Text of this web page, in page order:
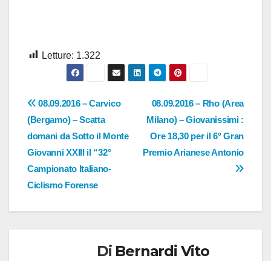
Letture: 1.322
Navigazione
articoli
08.09.2016 – Rho (Area
Milano) – Giovanissimi :
Ore 18,30 per il 6° Gran
Premio Arianese Antonio
08.09.2016 – Carvico
(Bergamo) – Scatta
domani da Sotto il Monte
Giovanni XXIII il “32°
Campionato Italiano-
Ciclismo Forense
Di Bernardi Vito